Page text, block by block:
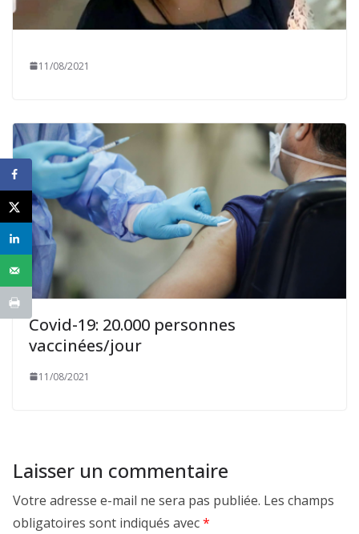
11/08/2021
Covid-19: 20.000 personnes
vaccinées/jour
11/08/2021
Laisser un commentaire
Votre adresse e-mail ne sera pas publiée. Les champs
obligatoires sont indiqués avec*